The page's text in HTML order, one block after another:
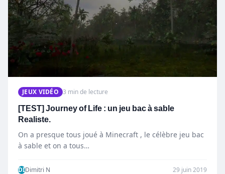
JEUX VIDÉO 3 min de lecture
[TEST] Journey of Life : un jeu bac à sable
Realiste.
On a presque tous joué à Minecraft , le célèbre jeu bac
à sable et on a tous…
DIDimitri N 29 juin 2019